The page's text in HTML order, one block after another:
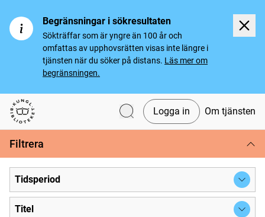
Begränsningar i sökresultaten
Sökträffar som är yngre än 100 år och
omfattas av upphovsrätten visas inte längre i
tjänsten när du söker på distans. Läs mer om
begränsningen.
Svenska tidningar
Logga in Om tjänsten
Filtrera
Tidsperiod
Titel